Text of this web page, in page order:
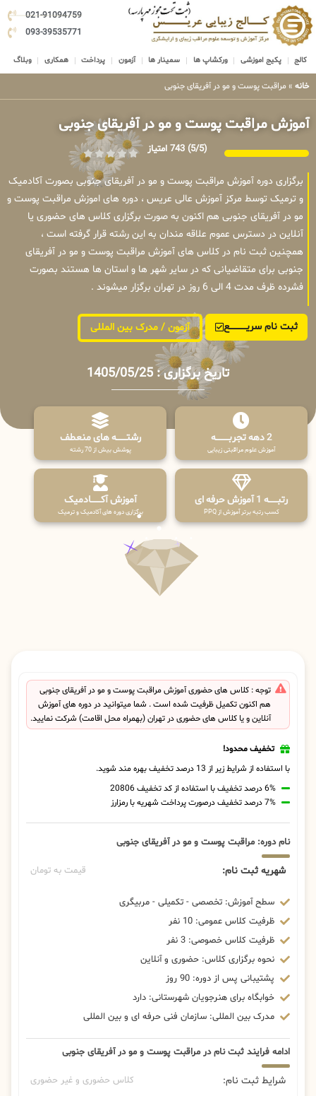
021-91094759
093-39535771
کالج پکیج اموزشی ورکشاپ ها سمینار ها آزمون پرداخت همکاری وبلاگ
خانه » مراقبت پوست و مو در آفریقای جنوبی
آموزش مراقبت پوست و مو در آفریقای جنوبی
(5/5) 743 امتیاز
برگزاری دوره آموزش مراقبت پوست و مو در آفریقای جنوبی بصورت آکادمیک
و ترمیک توسط مرکز آموزش عالی عریس ، دوره های اموزش مراقبت پوست و
مو در آفریقای جنوبی هم اکنون به صورت برگزاری کلاس های حضوری یا
آنلاین در دسترس عموم علاقه مندان به این رشته قرار گرفته است ،
همچنین ثبت نام در کلاس های آموزش مراقبت پوست و مو در آفریقای
جنوبی برای متقاضیانی که در سایر شهر ها و استان ها هستند بصورت
فشرده ظرف مدت 4 الی 6 روز در تهران برگزار میشوند .
ثبت نام سریــــــــــــع آزمون / مدرک بین المللی
تاریخ برگزاری : 1405/05/25
2 دهه تجربـــــــــه
آموزش علوم مراقبتی زیبایی
رشتـــــــه های منعطف
پوشش بیش از 70 رشته
رتبــــــه 1 آموزش حرفه ای
کسب رتبه برتر آموزش از PPQ
آموزش آکـــــــادمیک
برگزاری دوره های آکادمیک و ترمیک
توجه : کلاس های حضوری آموزش مراقبت پوست و مو در آفریقای جنوبی
هم اکنون تکمیل ظرفیت شده است . شما میتوانید در دوره های آموزش
آنلاین و یا کلاس های حضوری در تهران (بهمراه محل اقامت) شرکت نمایید.
تخفیف محدود!
با استفاده از شرایط زیر از 13 درصد تخفیف بهره مند شوید.
6% درصد تخفیف با استفاده از کد تخفیف 20806
7% درصد تخفیف درصورت پرداخت شهریه با رمزارز
نام دوره: مراقبت پوست و مو در آفریقای جنوبی
شهریه ثبت نام: قیمت به تومان
سطح آموزش: تخصصی - تکمیلی - مربیگری
ظرفیت کلاس عمومی: 10 نفر
ظرفیت کلاس خصوصی: 3 نفر
نحوه برگزاری کلاس: حضوری و آنلاین
پشتیبانی پس از دوره: 90 روز
خوابگاه برای هنرجویان شهرستانی: دارد
مدرک بین المللی: سازمان فنی حرفه ای و بین المللی
ادامه فرایند ثبت نام در مراقبت پوست و مو در آفریقای جنوبی
شرایط ثبت نام: کلاس حضوری و غیر حضوری